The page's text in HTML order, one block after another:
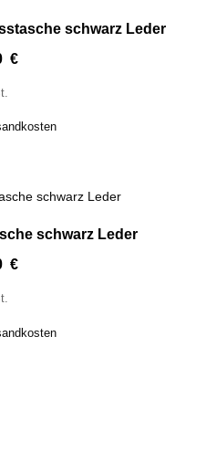
schwarz Leder
€
schwarz Leder
€